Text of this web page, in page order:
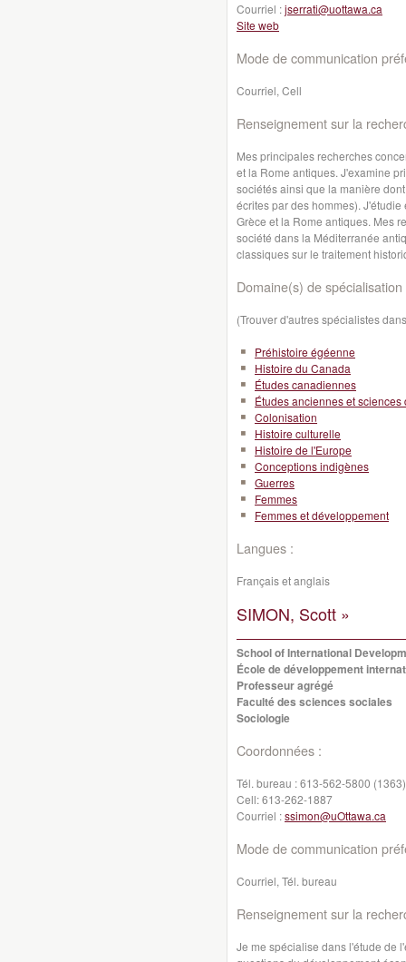
Courriel :jserrati@uottawa.ca
Site web
Mode de communication
Courriel, Cell
Renseignement sur la
Mes principales recherches
et la Rome antiques. J'examine
sociétés ainsi que la manière
écrites par des hommes).
Grèce et la Rome antiques. Mes
société dans la Méditerranée
classiques sur le traitement
Domaine(s) de spécialisation
(Trouver d'autres spécialistes
Préhistoire égéenne
Histoire du Canada
Études canadiennes
Études anciennes et
Colonisation
Histoire culturelle
Histoire de l'Europe
Conceptions indigènes
Guerres
Femmes
Femmes et développement
Langues :
Français et anglais
SIMON, Scott »
School of International
École de développement
Professeur agrégé
Faculté des sciences sociales
Sociologie
Coordonnées :
Tél. bureau :613-562-5800 (1363)
Cell:613-262-1887
Courriel :ssimon@uOttawa.ca
Mode de communication
Courriel, Tél. bureau
Renseignement sur la
Je me spécialise dans l'étude de